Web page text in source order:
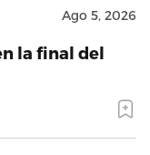
Ago 5, 2026
la final del